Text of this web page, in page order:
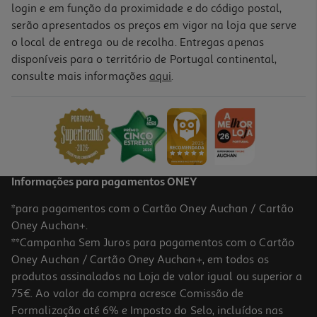
Smartwatch Motorola Moto Watch Matte Silver + Herbal Garden
99,99 €
login e em função da proximidade e do código postal,
serão apresentados os preços em vigor na loja que serve
o local de entrega ou de recolha. Entregas apenas
disponíveis para o território de Portugal continental,
consulte mais informações aqui.
Informações para pagamentos ONEY
*para pagamentos com o Cartão Oney Auchan / Cartão
Oney Auchan+.
**Campanha Sem Juros para pagamentos com o Cartão
Oney Auchan / Cartão Oney Auchan+, em todos os
produtos assinalados na Loja de valor igual ou superior a
75€. Ao valor da compra acresce Comissão de
Formalização até 6% e Imposto do Selo, incluídos nas